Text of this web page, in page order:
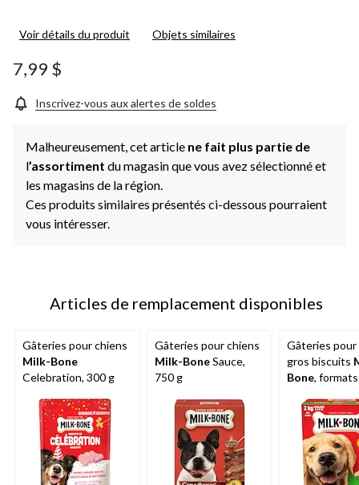
Voir détails du produit Objets similaires
7,99 $
Inscrivez-vous aux alertes de soldes
Malheureusement, cet article ne fait plus partie de
l’assortiment du magasin que vous avez sélectionné et
les magasins de la région.
Ces produits similaires présentés ci-dessous pourraient
vous intéresser.
Articles de remplacement disponibles
Gâteries pour chiens
Milk-Bone
Celebration, 300 g
Gâteries pour chiens
Milk-BoneSauce,
750 g
Gâteries pour
gros biscuits
Bone,